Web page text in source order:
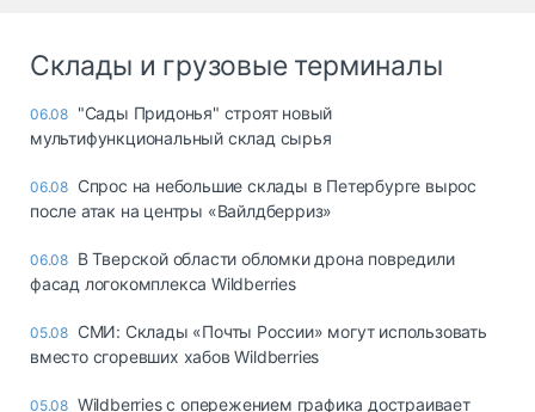
Склады и грузовые терминалы
06.08 "Сады Придонья" строят новый
мультифункциональный склад сырья
06.08 Спрос на небольшие склады в Петербурге вырос
после атак на центры «Вайлдберриз»
06.08 В Тверской области обломки дрона повредили
фасад логокомплекса Wildberries
05.08 СМИ: Склады «Почты России» могут использовать
вместо сгоревших хабов Wildberries
05.08 Wildberries с опережением графика достраивает